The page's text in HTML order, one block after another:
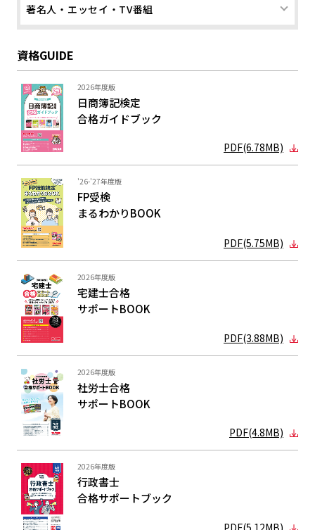
著名人・エッセイ・TV番組
資格GUIDE
2026年度版
日商簿記検定
合格ガイドブック
PDF(6.78MB)
'26-'27年度版
FP受検
まるわかりBOOK
PDF(5.75MB)
2026年度版
宅建士合格
サポートBOOK
PDF(3.88MB)
2026年度版
社労士合格
サポートBOOK
PDF(4.8MB)
2026年度版
行政書士
合格サポートブック
PDF(5.12MB)